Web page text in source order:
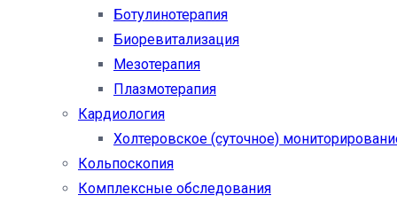
Ботулинотерапия
Биоревитализация
Мезотерапия
Плазмотерапия
Кардиология
Холтеровское (суточное)
Кольпоскопия
Комплексные обследования